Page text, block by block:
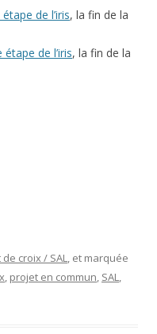
de l’iris, la fin de la
de l’iris, la fin de la
de croix / SAL, et marquée
, projet en commun, SAL,